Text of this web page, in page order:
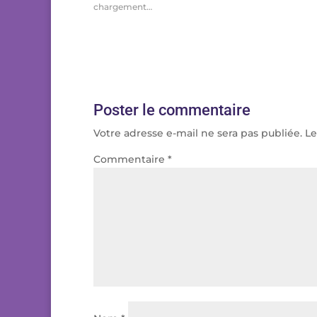
chargement…
Poster le commentaire
Votre adresse e-mail ne sera pas publiée.
Commentaire *